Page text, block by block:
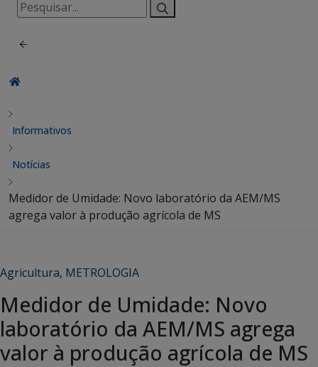
Pesquisar
por:
Informativos
Notícias
Medidor de Umidade: Novo laboratório da AEM/MS
agrega valor à produção agrícola de MS
Agricultura, METROLOGIA
Medidor de Umidade: Novo
laboratório da AEM/MS agrega
valor à produção agrícola de MS